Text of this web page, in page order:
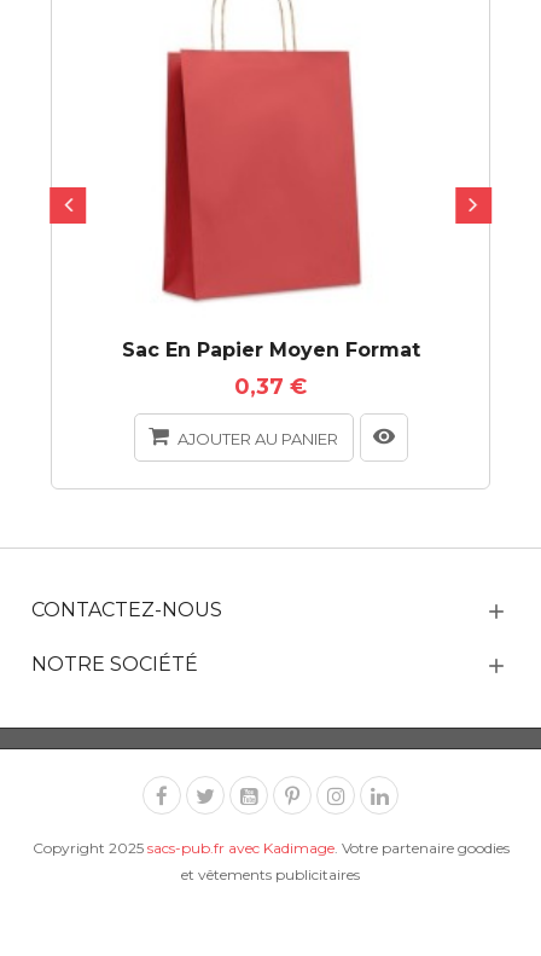
Sac En Papier Moyen Format
0,37 €
AJOUTER AU PANIER
CONTACTEZ-NOUS
NOTRE SOCIÉTÉ
Copyright 2025 sacs-pub.fr avec Kadimage. Votre partenaire goodies
et vêtements publicitaires